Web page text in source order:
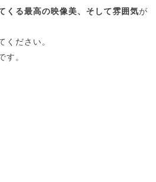
くる最高の映像美、そして雰囲気が
ください。
す。